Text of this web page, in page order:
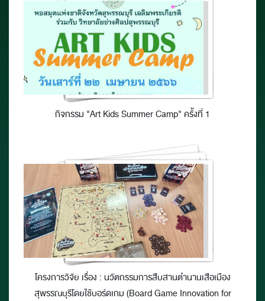
กิจกรรม "Art Kids Summer Camp" ครั้งที่ 1
โครงการวิจัย เรื่อง : นวัตกรรมการสืบสานตำนานเสือเมือง
สุพรรณบุรีโดยใช้บอร์ดเกม (Board Game Innovation for